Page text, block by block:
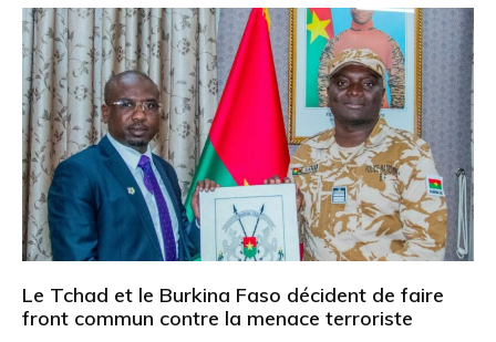
Le Tchad et le Burkina Faso décident de faire
front commun contre la menace terroriste